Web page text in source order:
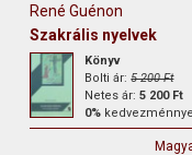
René Guénon
Szakrális nyelvek
Könyv
Bolti ár:5 200 Ft
Netes ár:5 200 Ft
0%